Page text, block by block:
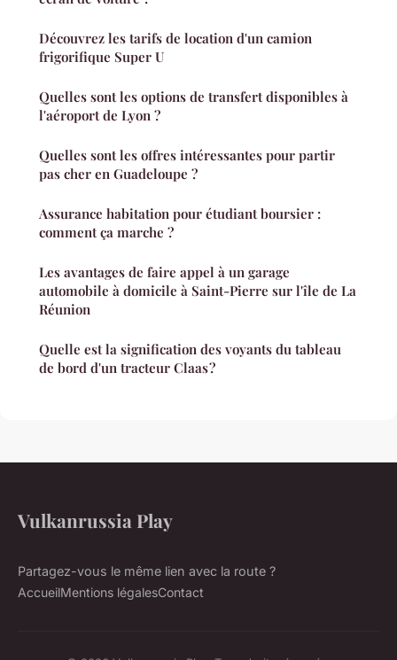
Découvrez les tarifs de location d'un camion
frigorifique Super U
Quelles sont les options de transfert disponibles à
l'aéroport de Lyon ?
Quelles sont les offres intéressantes pour partir
pas cher en Guadeloupe ?
Assurance habitation pour étudiant boursier :
comment ça marche ?
Les avantages de faire appel à un garage
automobile à domicile à Saint-Pierre sur l'île de La
Réunion
Quelle est la signification des voyants du tableau
de bord d'un tracteur Claas ?
Vulkanrussia Play
Partagez-vous le même lien avec la route ?
AccueilMentions légalesContact